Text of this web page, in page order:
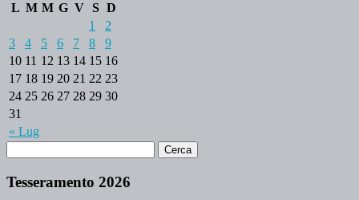
L M M G V S D
« Lug
1
2
3
4 5 6 7 8
9
10 11 12 13 14 15 16
17 18 19 20 21 22 23
24 25 26 27 28 29 30
31
Tesseramento 2026